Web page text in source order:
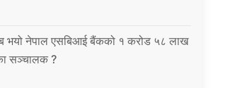
भयो नेपाल एसबिआई बैंकको १ करोड ५८ लाख
सञ्चालक ?